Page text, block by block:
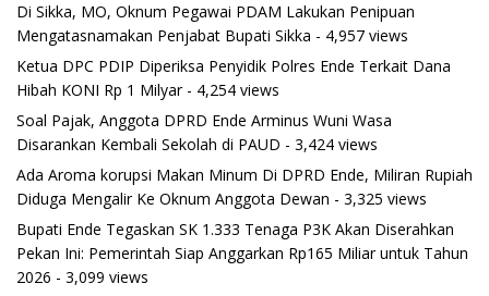
Di Sikka, MO, Oknum Pegawai PDAM Lakukan Penipuan
Mengatasnamakan Penjabat Bupati Sikka - 4,957 views
Ketua DPC PDIP Diperiksa Penyidik Polres Ende Terkait Dana
Hibah KONI Rp 1 Milyar- 4,254 views
Soal Pajak, Anggota DPRD Ende Arminus Wuni Wasa
Disarankan Kembali Sekolah di PAUD - 3,424 views
Ada Aroma korupsi Makan Minum Di DPRD Ende, Miliran Rupiah
Diduga Mengalir Ke Oknum Anggota Dewan - 3,325 views
Bupati Ende Tegaskan SK 1.333 Tenaga P3K Akan Diserahkan
Pekan Ini: Pemerintah Siap Anggarkan Rp165 Miliar untuk Tahun
2026 - 3,099 views